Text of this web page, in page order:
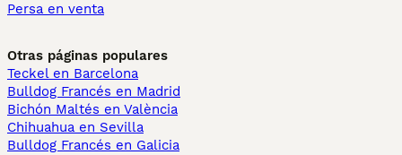
Persa en venta
Otras páginas populares
Teckel en Barcelona
Bulldog Francés en Madrid
Bichón Maltés en València
Chihuahua en Sevilla
Bulldog Francés en Galicia